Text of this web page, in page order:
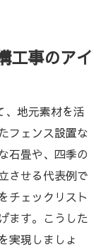
工事のアイ
、地元素材を活
フェンス設置な
石畳や、四季の
させる代表例で
チェックリスト
ます。こうした
実現しましょ